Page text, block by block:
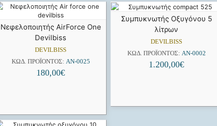
Νεφελοποιητής AirForce One
Devilbiss
DEVILBISS
ΚΩΔ. ΠΡΟΪΌΝΤΟΣ: AN-0025
180,00€
Συμπυκνωτής Οξυγόνου 5
λίτρων
DEVILBISS
ΚΩΔ. ΠΡΟΪΌΝΤΟΣ: AN-0002
1.200,00€